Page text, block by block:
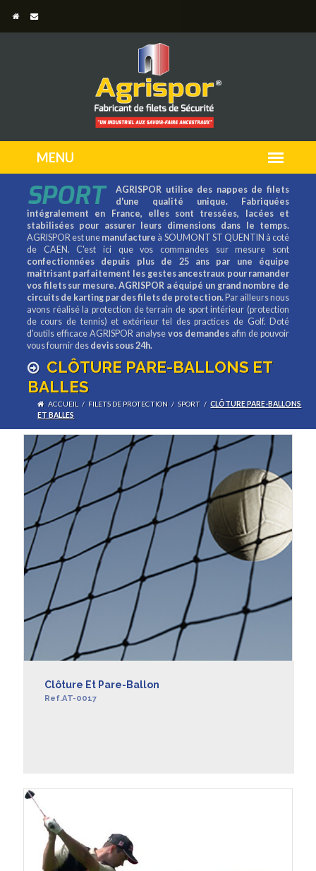
SPORT
AGRISPOR utilise des nappes de filets
d'une qualité unique. Fabriquées
intégralement en France, elles sont tressées, lacées et
stabilisées pour assurer leurs dimensions dans le temps.
AGRISPOR est une manufacture à SOUMONT ST QUENTIN à coté
de CAEN. C'est ici que vos commandes sur mesure sont
confectionnées depuis plus de 25 ans par une équipe
maitrisant parfaitement les gestes ancestraux pour ramander
vos filets sur mesure. AGRISPOR a équipé un grand nombre de
circuits de karting par des filets de protection. Par ailleurs nous
avons réalisé la protection de terrain de sport intérieur (protection
de cours de tennis) et extérieur tel des practices de Golf. Doté
d'outils efficace AGRISPOR analyse vos demandes afin de pouvoir
vous fournir des devis sous 24h.
CLÔTURE PARE-BALLONS ET
BALLES
ACCUEIL / FILETS DE PROTECTION / SPORT / CLÔTURE PARE-BALLONS
ET BALLES
Clôture Et Pare-Ballon
Ref.AT-0017